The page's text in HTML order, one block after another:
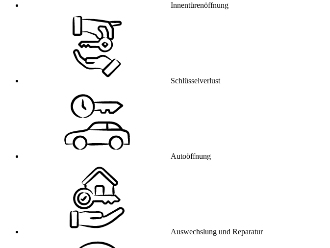
Innentürenöffnung
Schlüsselverlust
Autoöffnung
Auswechslung und Reparatur